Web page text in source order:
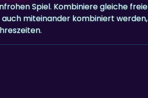
Spiel. Kombiniere gleiche freie
miteinander kombiniert werden,